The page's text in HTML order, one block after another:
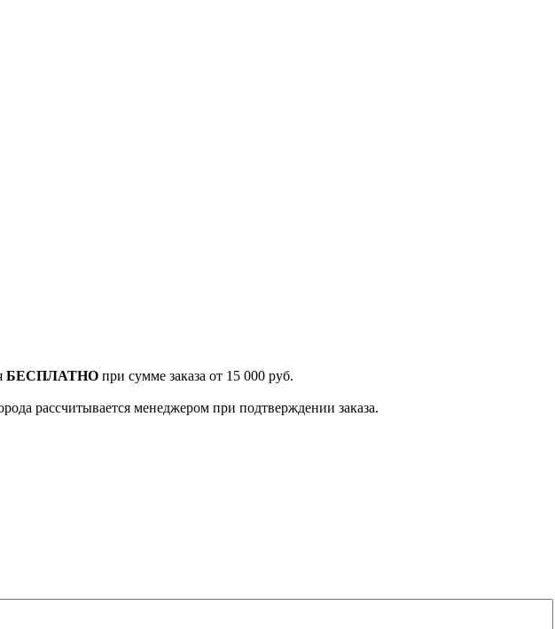
БЕСПЛАТНО при сумме заказа от 15 000 руб.
рассчитывается менеджером при подтверждении заказа.